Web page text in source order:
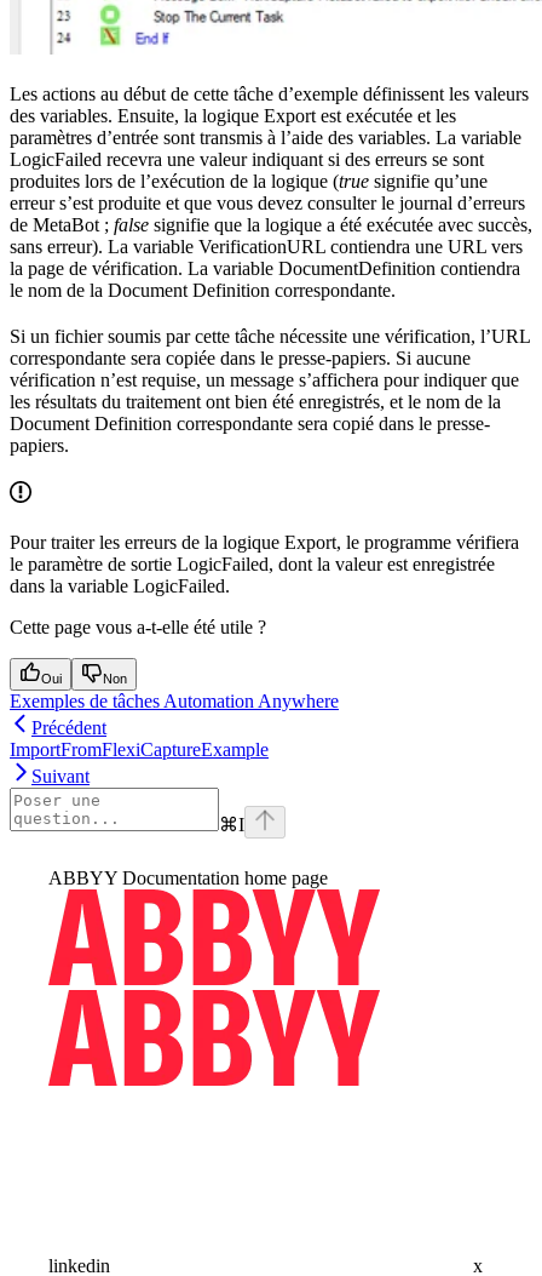
Les actions au début de cette tâche d’exemple définissent les valeurs
des variables. Ensuite, la logique Export est exécutée et les
paramètres d’entrée sont transmis à l’aide des variables. La variable
LogicFailed recevra une valeur indiquant si des erreurs se sont
produites lors de l’exécution de la logique (true signifie qu’une
erreur s’est produite et que vous devez consulter le journal d’erreurs
de MetaBot ; false signifie que la logique a été exécutée avec succès,
sans erreur). La variable VerificationURL contiendra une URL vers
la page de vérification. La variable DocumentDefinition contiendra
le nom de la Document Definition correspondante.
Si un fichier soumis par cette tâche nécessite une vérification, l’URL
correspondante sera copiée dans le presse-papiers. Si aucune
vérification n’est requise, un message s’affichera pour indiquer que
les résultats du traitement ont bien été enregistrés, et le nom de la
Document Definition correspondante sera copié dans le presse-
papiers.
Pour traiter les erreurs de la logique Export, le programme vérifiera
le paramètre de sortie LogicFailed, dont la valeur est enregistrée
dans la variable LogicFailed.
Cette page vous a-t-elle été utile ?
Oui Non
Exemples de tâches Automation Anywhere
Précédent
ImportFromFlexiCaptureExample
Suivant
⌘I
ABBYY Documentation home page
linkedin x